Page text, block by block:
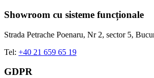
Showroom cu sisteme funcționale
Strada Petrache Poenaru, Nr 2, sector 5,
Tel: +40 21 659 65 19
GDPR